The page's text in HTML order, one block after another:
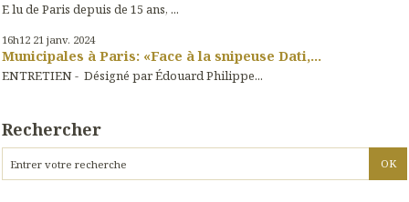
E lu de Paris depuis de 15 ans, ...
16h12 21 janv. 2024
Municipales à Paris: «Face à la snipeuse Dati,...
ENTRETIEN - Désigné par Édouard Philippe...
Rechercher